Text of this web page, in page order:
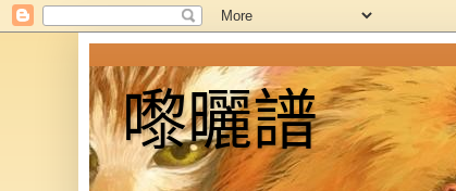
嚟曬譜